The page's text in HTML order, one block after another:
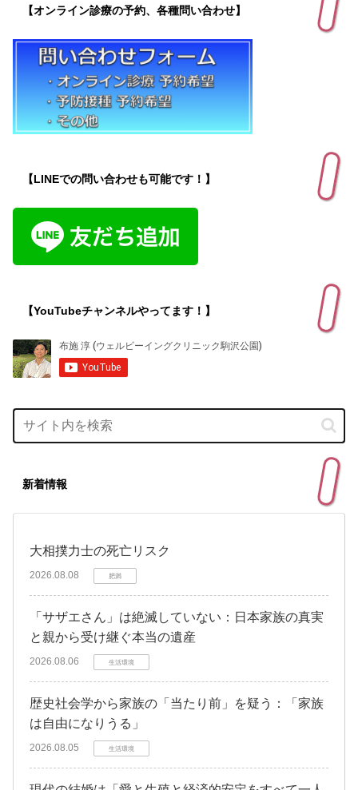
【オンライン診療の予約、各種問い合わせ】
【LINEでの問い合わせも可能です！】
【YouTubeチャンネルやってます！】
新着情報
大相撲力士の死亡リスク
2026.08.08 肥満
「サザエさん」は絶滅していない：日本家族の真実
と親から受け継ぐ本当の遺産
2026.08.06 生活環境
歴史社会学から家族の「当たり前」を疑う：「家族
は自由になりうる」
2026.08.05 生活環境